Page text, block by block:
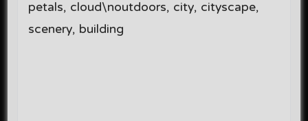
petals, cloud\noutdoors, city, cityscape,
scenery, building